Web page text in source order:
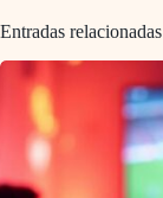
Entradas relacionadas